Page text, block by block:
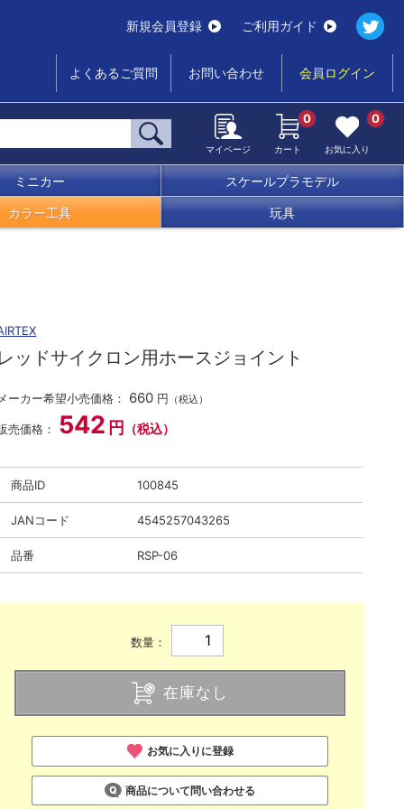
新規会員登録 ご利用ガイド
よくあるご質問 お問い合わせ 会員ログイン
マイページ カート
0
お気に入り
0
ミニカー スケールプラモデル
カラー工具 玩具
ッドサイクロン用ホースジョイント
ーカー希望小売価格： 660 円 （税込）
売価格： 542 円 （税込）
商品ID 100845
JANコード 4545257043265
品番 RSP-06
数量：
在庫なし
お気に入りに登録
商品について問い合わせる